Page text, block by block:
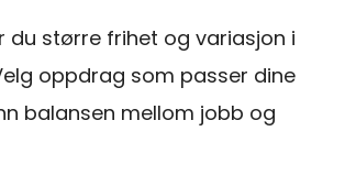
du større frihet og variasjon i
oppdrag som passer dine
balansen mellom jobb og